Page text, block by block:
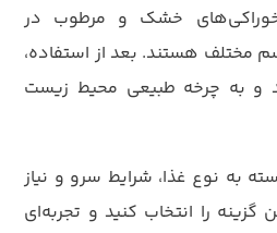
خشک و مرطوب در
مختلف هستند. بعد از استفاده،
و به چرخه طبیعی محیط زیست
به نوع غذا، شرایط سرو و نیاز
گزینه را انتخاب کنید و تجربه‌ای